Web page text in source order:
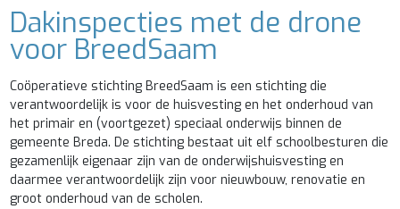
Dakinspecties met de drone
voor BreedSaam
Coöperatieve stichting BreedSaam is een stichting die
verantwoordelijk is voor de huisvesting en het onderhoud van
het primair en (voortgezet) speciaal onderwijs binnen de
gemeente Breda. De stichting bestaat uit elf schoolbesturen die
gezamenlijk eigenaar zijn van de onderwijshuisvesting en
daarmee verantwoordelijk zijn voor nieuwbouw, renovatie en
groot onderhoud van de scholen.